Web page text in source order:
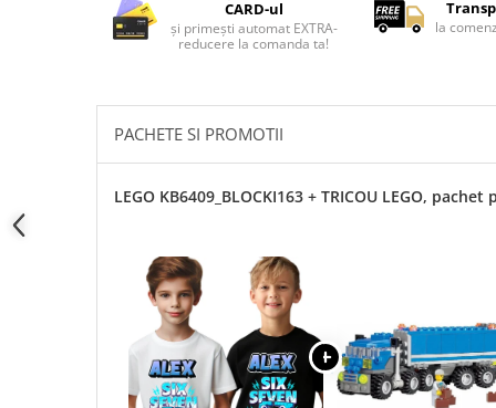
Cadouri pentru Doctori
Cadouri pentru Sfânta Maria
CARD-ul
și primești automat EXTRA-
reducere la comanda ta!
la
PACHETE SI PROMOTII
LEGO KB6409_BLOCKI163 + TRICOU LEGO, pachet